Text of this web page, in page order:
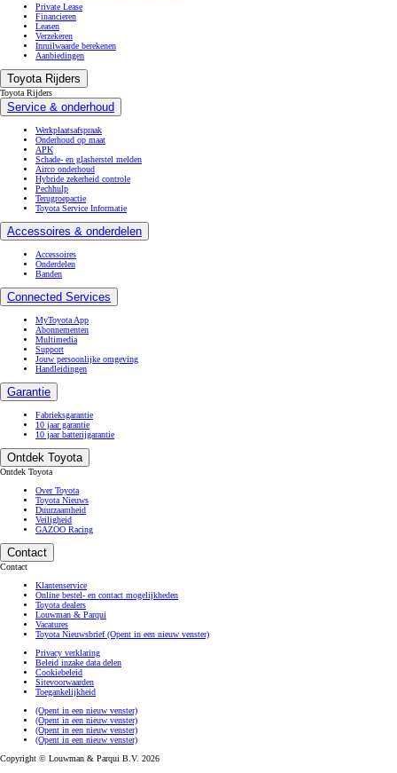
Private Lease
Financieren
Leasen
Verzekeren
Inruilwaarde berekenen
Aanbiedingen
Toyota Rijders
Toyota Rijders
Service & onderhoud
Werkplaatsafspraak
Onderhoud op maat
APK
Schade- en glasherstel melden
Airco onderhoud
Hybride zekerheid controle
Pechhulp
Terugroepactie
Toyota Service Informatie
Accessoires & onderdelen
Accessoires
Onderdelen
Banden
Connected Services
MyToyota App
Abonnementen
Multimedia
Support
Jouw persoonlijke omgeving
Handleidingen
Garantie
Fabrieksgarantie
10 jaar garantie
10 jaar batterijgarantie
Ontdek Toyota
Ontdek Toyota
Over Toyota
Toyota Nieuws
Duurzaamheid
Veiligheid
GAZOO Racing
Contact
Contact
Klantenservice
Online bestel- en contact mogelijkheden
Toyota dealers
Louwman & Parqui
Vacatures
Toyota Nieuwsbrief(Opent in een nieuw venster)
Privacy verklaring
Beleid inzake data delen
Cookiebeleid
Sitevoorwaarden
Toegankelijkheid
(Opent in een nieuw venster)
(Opent in een nieuw venster)
(Opent in een nieuw venster)
(Opent in een nieuw venster)
Copyright © Louwman & Parqui B.V. 2026